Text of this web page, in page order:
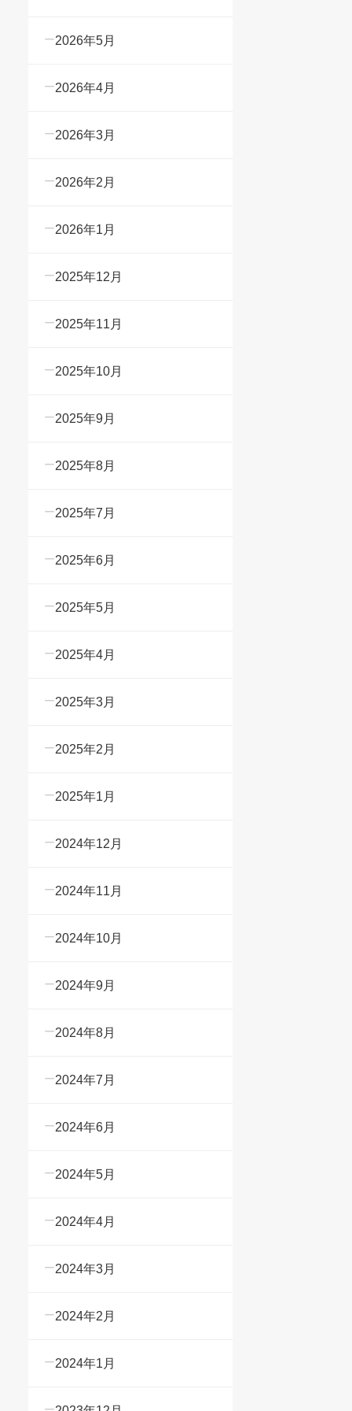
2026年5月
2026年4月
2026年3月
2026年2月
2026年1月
2025年12月
2025年11月
2025年10月
2025年9月
2025年8月
2025年7月
2025年6月
2025年5月
2025年4月
2025年3月
2025年2月
2025年1月
2024年12月
2024年11月
2024年10月
2024年9月
2024年8月
2024年7月
2024年6月
2024年5月
2024年4月
2024年3月
2024年2月
2024年1月